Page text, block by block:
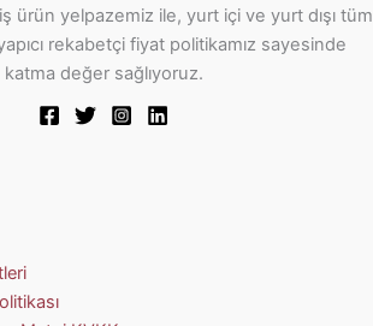
ürün yelpazemiz ile, yurt içi ve yurt dışı tüm
rekabetçi fiyat politikamız sayesinde
katma değer sağlıyoruz.